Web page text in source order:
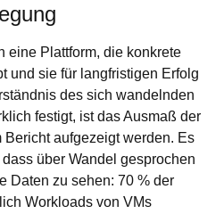
eine Plattform, die konkrete
und sie für langfristigen Erfolg
des sich wandelnden
festigt, ist das Ausmaß der
Bericht aufgezeigt werden. Es
über Wandel gesprochen
Daten zu sehen: 70 % der
Workloads von VMs